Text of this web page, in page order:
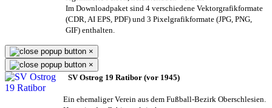
Im Downloadpaket sind 4 verschiedene Vektorgrafikformate
(CDR, AI EPS, PDF) und 3 Pixelgrafikformate (JPG, PNG,
GIF) enthalten.
×
×
SV Ostrog 19 Ratibor (vor 1945)
Ein ehemaliger Verein aus dem Fußball-Bezirk Oberschlesien.